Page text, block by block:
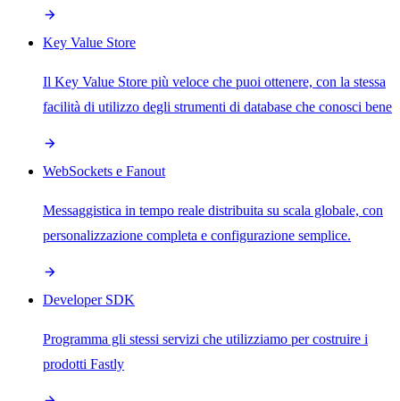
Key Value Store
Il Key Value Store più veloce che puoi ottenere, con la stessa
facilità di utilizzo degli strumenti di database che conosci bene
WebSockets e Fanout
Messaggistica in tempo reale distribuita su scala globale, con
personalizzazione completa e configurazione semplice.
Developer SDK
Programma gli stessi servizi che utilizziamo per costruire i
prodotti Fastly